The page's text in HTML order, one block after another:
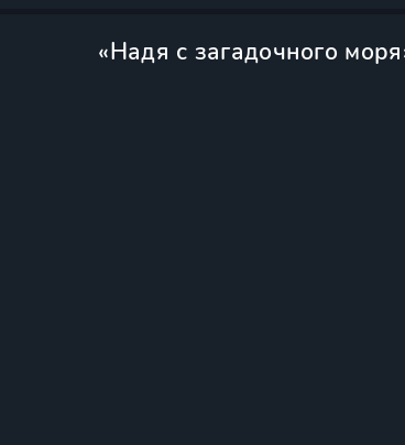
«Надя с загадочного